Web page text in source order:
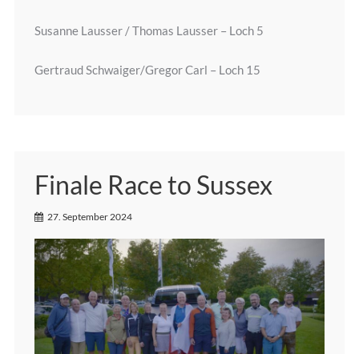
Susanne Lausser / Thomas Lausser – Loch 5
Gertraud Schwaiger/Gregor Carl – Loch 15
Finale Race to Sussex
27. September 2024